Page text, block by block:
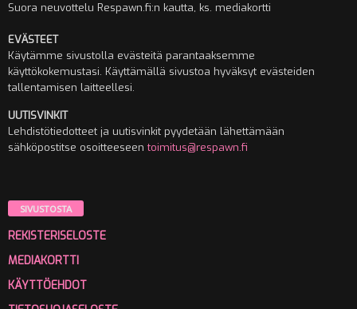
Suora neuvottelu Respawn.fi:n kautta, ks. mediakortti
EVÄSTEET
Käytämme sivustolla evästeitä parantaaksemme
käyttökokemustasi. Käyttämällä sivustoa hyväksyt evästeiden
tallentamisen laitteellesi.
UUTISVINKIT
Lehdistötiedotteet ja uutisvinkit pyydetään lähettämään
sähköpostitse osoitteeseentoimitus@respawn.fi
SIVUSTOSTA
REKISTERISELOSTE
MEDIAKORTTI
KÄYTTÖEHDOT